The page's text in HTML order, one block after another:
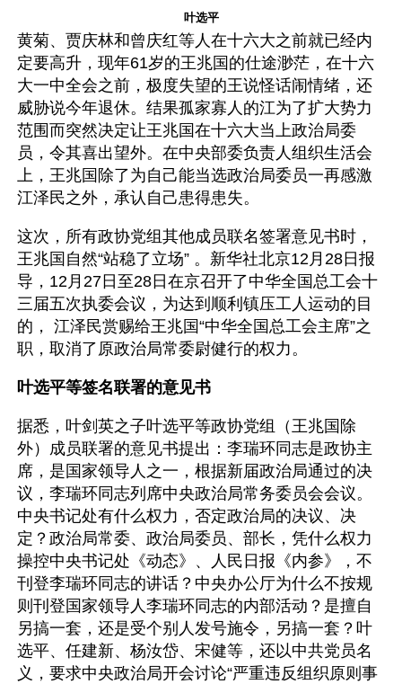
叶选平
黄菊、贾庆林和曾庆红等人在十六大之前就已经内
定要高升，现年61岁的王兆国的仕途渺茫，在十六
大一中全会之前，极度失望的王说怪话闹情绪，还
威胁说今年退休。结果孤家寡人的江为了扩大势力
范围而突然决定让王兆国在十六大当上政治局委
员，令其喜出望外。在中央部委负责人组织生活会
上，王兆国除了为自己能当选政治局委员一再感激
江泽民之外，承认自己患得患失。
这次，所有政协党组其他成员联名签署意见书时，
王兆国自然“站稳了立场” 。新华社北京12月28日报
导，12月27日至28日在京召开了中华全国总工会十
三届五次执委会议，为达到顺利镇压工人运动的目
的， 江泽民赏赐给王兆国“中华全国总工会主席”之
职，取消了原政治局常委尉健行的权力。
叶选平等签名联署的意见书
据悉，叶剑英之子叶选平等政协党组（王兆国除
外）成员联署的意见书提出：李瑞环同志是政协主
席，是国家领导人之一，根据新届政治局通过的决
议，李瑞环同志列席中央政治局常务委员会会议。
中央书记处有什么权力，否定政治局的决议、决
定？政治局常委、政治局委员、部长，凭什么权力
操控中央书记处《动态》、人民日报《内参》，不
刊登李瑞环同志的讲话？中央办公厅为什么不按规
则刊登国家领导人李瑞环同志的内部活动？是擅自
另搞一套，还是受个别人发号施令，另搞一套？叶
选平、任建新、杨汝岱、宋健等，还以中共党员名
义，要求中央政治局开会讨论“严重违反组织原则事